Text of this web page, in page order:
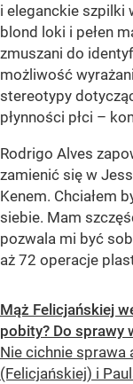
i eleganckie szpilki
blond loki i pełen
zmuszani do
możliwość
stereotypy
płynności płci –
Rodrigo Alves
zamienić się w
Kenem. Chciałem
siebie. Mam
pozwala mi być
aż 72 operacje
Mąż Felicjańskiej
pobity? Do sprawy
Nie cichnie sprawa
(Felicjańskiej) i